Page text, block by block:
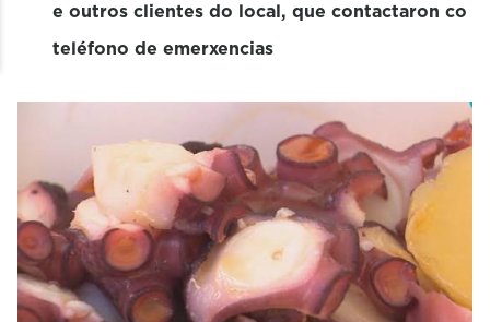
e outros clientes do local, que contactaron co
teléfono de emerxencias